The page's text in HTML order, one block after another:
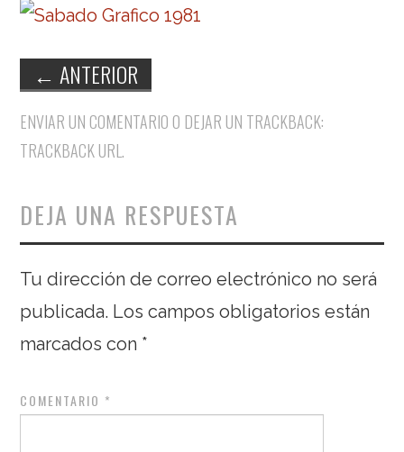
← ANTERIOR
ENVIAR UN COMENTARIO O DEJAR UN TRACKBACK:
TRACKBACK URL.
DEJA UNA RESPUESTA
Tu dirección de correo electrónico no será
publicada. Los campos obligatorios están
marcados con *
COMENTARIO *